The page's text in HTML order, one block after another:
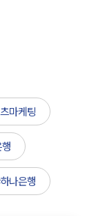
마케팅
나은행